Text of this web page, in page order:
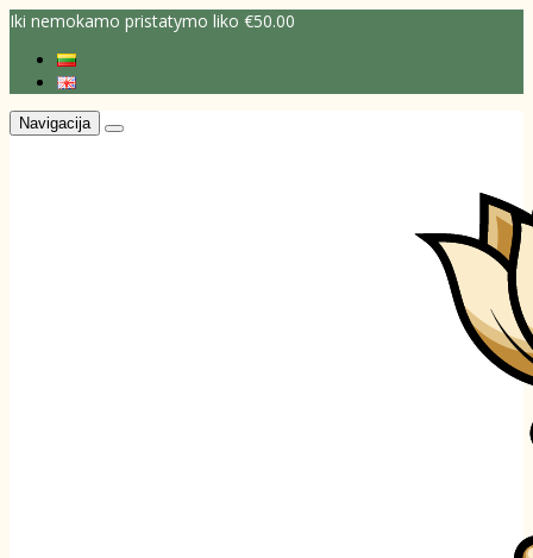
Iki nemokamo pristatymo liko €50.00
Navigacija